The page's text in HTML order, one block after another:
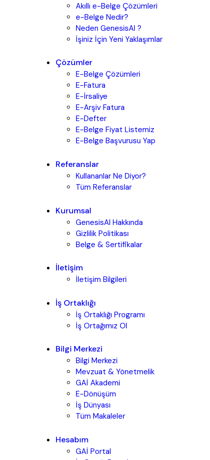
Akıllı e-Belge Çözümleri
e-Belge Nedir?
Neden GenesisAI ?
İşiniz İçin Yeni Yaklaşımlar
Çözümler
E-Belge Çözümleri
E-Fatura
E-İrsaliye
E-Arşiv Fatura
E-Defter
E-Belge Fiyat Listemiz
E-Belge Başvurusu Yap
Referanslar
Kullananlar Ne Diyor?
Tüm Referanslar
Kurumsal
GenesisAI Hakkında
Gizlilik Politikası
Belge & Sertifikalar
İletişim
İletişim Bilgileri
İş Ortaklığı
İş Ortaklığı Programı
İş Ortağımız Ol
Bilgi Merkezi
Bilgi Merkezi
Mevzuat & Yönetmelik
GAİ Akademi
E-Dönüşüm
İş Dünyası
Tüm Makaleler
Hesabım
GAİ Portal